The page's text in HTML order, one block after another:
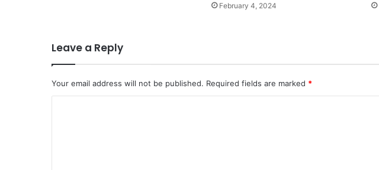
February 4, 2024
Leave a Reply
Your email address will not be published. Required fields are marked *